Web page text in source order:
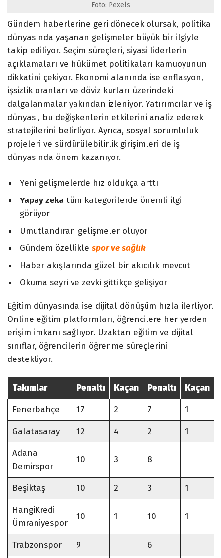
Foto: Pexels
Gündem haberlerine geri dönecek olursak, politika
dünyasında yaşanan gelişmeler büyük bir ilgiyle
takip ediliyor. Seçim süreçleri, siyasi liderlerin
açıklamaları ve hükümet politikaları kamuoyunun
dikkatini çekiyor. Ekonomi alanında ise enflasyon,
işsizlik oranları ve döviz kurları üzerindeki
dalgalanmalar yakından izleniyor. Yatırımcılar ve iş
dünyası, bu değişkenlerin etkilerini analiz ederek
stratejilerini belirliyor. Ayrıca, sosyal sorumluluk
projeleri ve sürdürülebilirlik girişimleri de iş
dünyasında önem kazanıyor.
Yeni gelişmelerde hız oldukça arttı
Yapay zeka tüm kategorilerde önemli ilgi
görüyor
Umutlandıran gelişmeler oluyor
Gündem özellikle spor ve sağlık
Haber akışlarında güzel bir akıcılık mevcut
Okuma seyri ve zevki gittikçe gelişiyor
Eğitim dünyasında ise dijital dönüşüm hızla ilerliyor.
Online eğitim platformları, öğrencilere her yerden
erişim imkanı sağlıyor. Uzaktan eğitim ve dijital
sınıflar, öğrencilerin öğrenme süreçlerini
destekliyor.
Takımlar Penaltı Kaçan Penaltı Kaçan
Fenerbahçe 17 2 7 1
Galatasaray 12 4 2 1
Adana
Demirspor
10 3 8
Beşiktaş 10 2 3 1
HangiKredi
Ümraniyespor
10 1 10 1
Trabzonspor 9 6